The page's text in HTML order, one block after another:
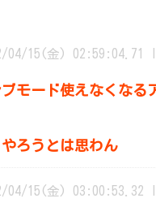
04/15(金) 02:59:04.71
モード使えなくなる
ろうとは思わん
04/15(金) 03:00:53.32